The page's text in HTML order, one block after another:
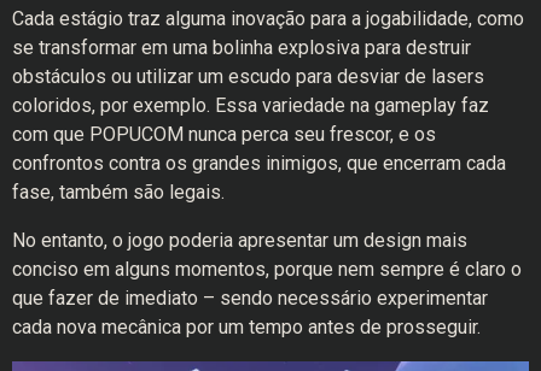
Cada estágio traz alguma inovação para a jogabilidade, como
se transformar em uma bolinha explosiva para destruir
obstáculos ou utilizar um escudo para desviar de lasers
coloridos, por exemplo. Essa variedade na gameplay faz
com que POPUCOM nunca perca seu frescor, e os
confrontos contra os grandes inimigos, que encerram cada
fase, também são legais.
No entanto, o jogo poderia apresentar um design mais
conciso em alguns momentos, porque nem sempre é claro o
que fazer de imediato – sendo necessário experimentar
cada nova mecânica por um tempo antes de prosseguir.